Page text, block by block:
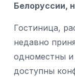
Белоруссии,
Гостиница,
недавно
одноместны и
доступны